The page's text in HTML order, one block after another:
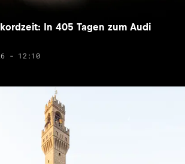
In 405 Tagen zum Audi
- 12:10